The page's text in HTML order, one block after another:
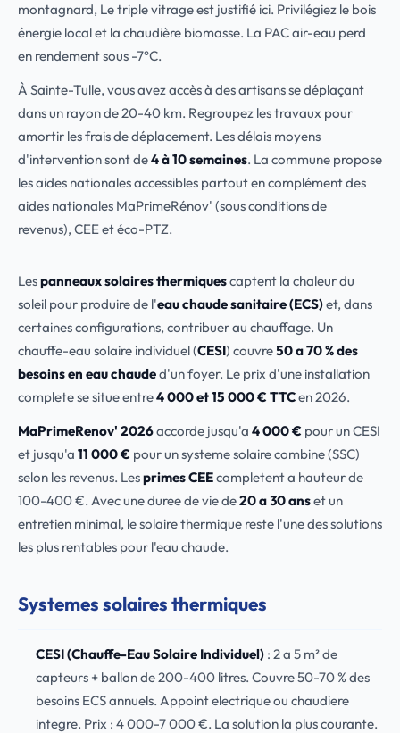
montagnard, Le triple vitrage est justifié ici. Privilégiez le bois
énergie local et la chaudière biomasse. La PAC air-eau perd
en rendement sous -7°C.
À Sainte-Tulle, vous avez accès à des artisans se déplaçant
dans un rayon de 20-40 km. Regroupez les travaux pour
amortir les frais de déplacement. Les délais moyens
d'intervention sont de4 à 10 semaines. La commune propose
les aides nationales accessibles partout en complément des
aides nationales MaPrimeRénov' (sous conditions de
revenus), CEE et éco-PTZ.
Lespanneaux solaires thermiquescaptent la chaleur du
soleil pour produire de l'eau chaude sanitaire (ECS)et, dans
certaines configurations, contribuer au chauffage. Un
chauffe-eau solaire individuel (CESI) couvre50 a 70 % des
besoins en eau chauded'un foyer. Le prix d'une installation
complete se situe entre4 000 et 15 000 € TTCen 2026.
MaPrimeRenov' 2026accorde jusqu'a 4 000 € pour un CESI
et jusqu'a 11 000 € pour un systeme solaire combine (SSC)
selon les revenus. Lesprimes CEEcompletent a hauteur de
100-400 €. Avec une duree de vie de20 a 30 anset un
entretien minimal, le solaire thermique reste l'une des solutions
les plus rentables pour l'eau chaude.
Systemes solaires thermiques
CESI (Chauffe-Eau Solaire Individuel): 2 a 5 m² de
capteurs + ballon de 200-400 litres. Couvre 50-70 % des
besoins ECS annuels. Appoint electrique ou chaudiere
integre. Prix : 4 000-7 000 €. La solution la plus courante.